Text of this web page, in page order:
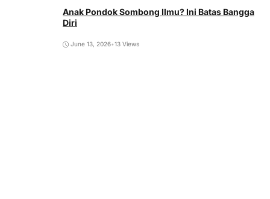
Anak Pondok Sombong Ilmu? Ini Batas Bangga
Diri
June 13, 2026•13 Views